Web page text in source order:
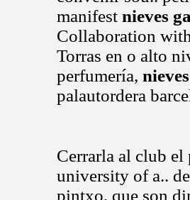
manifest nieves
Collaboration
Torras en o alto
perfumería,
palautordera
Cerrarla al club el
university of a..
pintxo, que son